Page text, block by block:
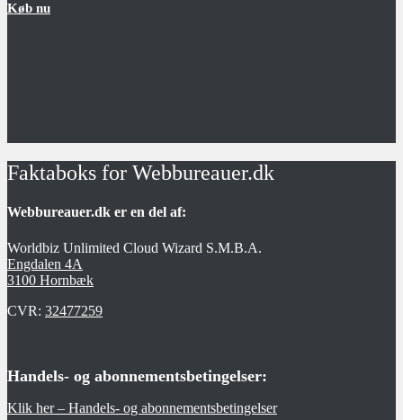
Køb nu
Faktaboks for Webbureauer.dk
Webbureauer.dk er en del af:
Worldbiz Unlimited Cloud Wizard S.M.B.A.
Engdalen 4A
3100 Hornbæk
CVR: 32477259
Handels- og abonnementsbetingelser:
Klik her – Handels- og abonnementsbetingelser